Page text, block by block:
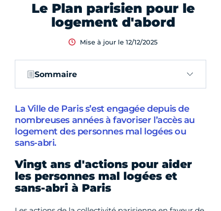
Le Plan parisien pour le
logement d'abord
Mise à jour le 12/12/2025
Sommaire
La Ville de Paris s’est engagée depuis de
nombreuses années à favoriser l’accès au
logement des personnes mal logées ou
sans-abri.
Vingt ans d'actions pour aider
les personnes mal logées et
sans-abri à Paris